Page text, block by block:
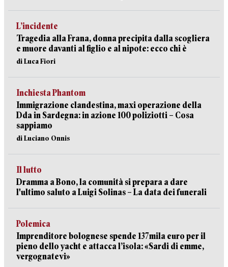
L’incidente
Tragedia alla Frana, donna precipita dalla scogliera
e muore davanti al figlio e al nipote: ecco chi è
di Luca Fiori
Inchiesta Phantom
Immigrazione clandestina, maxi operazione della
Dda in Sardegna: in azione 100 poliziotti – Cosa
sappiamo
di Luciano Onnis
Il lutto
Dramma a Bono, la comunità si prepara a dare
l'ultimo saluto a Luigi Solinas – La data dei funerali
Polemica
Imprenditore bolognese spende 137mila euro per il
pieno dello yacht e attacca l’isola: «Sardi di emme,
vergognatevi»